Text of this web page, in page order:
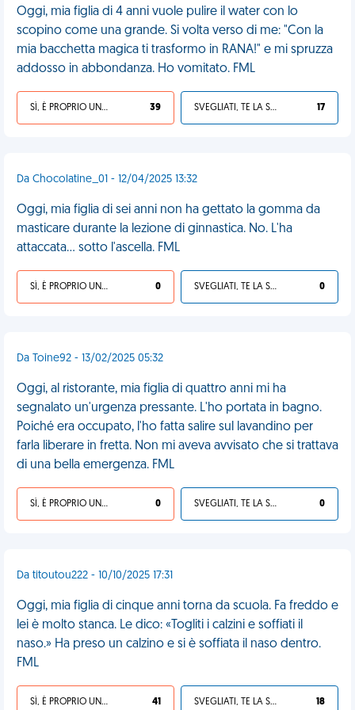
Oggi, mia figlia di 4 anni vuole pulire il water con lo
scopino come una grande. Si volta verso di me: "Con la
mia bacchetta magica ti trasformo in RANA!" e mi spruzza
addosso in abbondanza. Ho vomitato. FML
SÌ, È PROPRIO UNA VDM! 39 SVEGLIATI, TE LA SEI CERCATA! 17
Da Chocolatine_01 - 12/04/2025 13:32
Oggi, mia figlia di sei anni non ha gettato la gomma da
masticare durante la lezione di ginnastica. No. L'ha
attaccata... sotto l'ascella. FML
SÌ, È PROPRIO UNA VDM! 0 SVEGLIATI, TE LA SEI CERCATA! 0
Da Toine92 - 13/02/2025 05:32
Oggi, al ristorante, mia figlia di quattro anni mi ha
segnalato un'urgenza pressante. L'ho portata in bagno.
Poiché era occupato, l'ho fatta salire sul lavandino per
farla liberare in fretta. Non mi aveva avvisato che si trattava
di una bella emergenza. FML
SÌ, È PROPRIO UNA VDM! 0 SVEGLIATI, TE LA SEI CERCATA! 0
Da titoutou222 - 10/10/2025 17:31
Oggi, mia figlia di cinque anni torna da scuola. Fa freddo e
lei è molto stanca. Le dico: «Togliti i calzini e soffiati il
naso.» Ha preso un calzino e si è soffiata il naso dentro.
FML
SÌ, È PROPRIO UNA VDM! 41 SVEGLIATI, TE LA SEI CERCATA! 18